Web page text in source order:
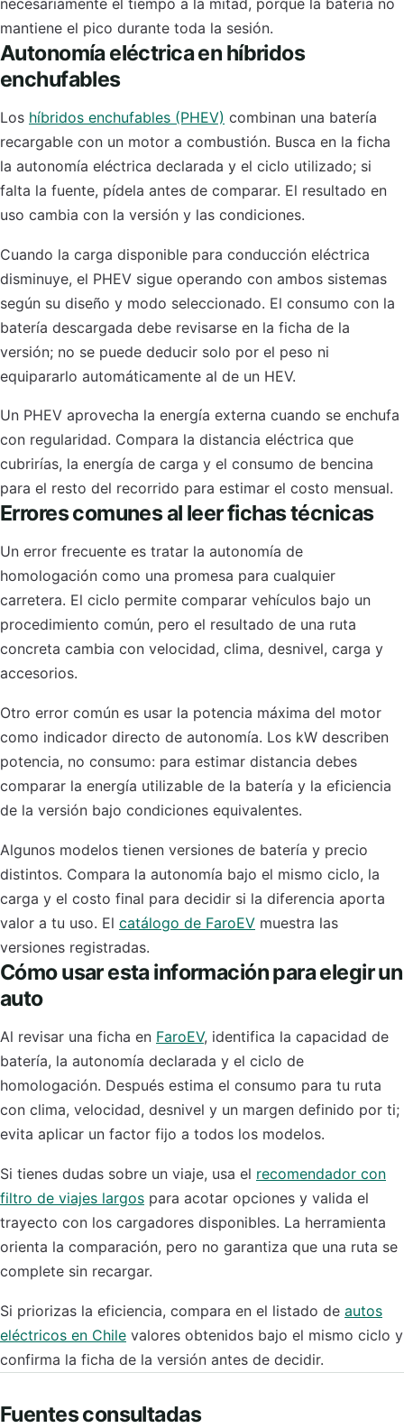
mantiene el pico durante toda la sesión.
Autonomía eléctrica en híbridos
enchufables
Los híbridos enchufables (PHEV) combinan una batería
recargable con un motor a combustión. Busca en la ficha
la autonomía eléctrica declarada y el ciclo utilizado; si
falta la fuente, pídela antes de comparar. El resultado en
uso cambia con la versión y las condiciones.
Cuando la carga disponible para conducción eléctrica
disminuye, el PHEV sigue operando con ambos sistemas
según su diseño y modo seleccionado. El consumo con la
batería descargada debe revisarse en la ficha de la
versión; no se puede deducir solo por el peso ni
equipararlo automáticamente al de un HEV.
Un PHEV aprovecha la energía externa cuando se enchufa
con regularidad. Compara la distancia eléctrica que
cubrirías, la energía de carga y el consumo de bencina
para el resto del recorrido para estimar el costo mensual.
Errores comunes al leer fichas técnicas
Un error frecuente es tratar la autonomía de
homologación como una promesa para cualquier
carretera. El ciclo permite comparar vehículos bajo un
procedimiento común, pero el resultado de una ruta
concreta cambia con velocidad, clima, desnivel, carga y
accesorios.
Otro error común es usar la potencia máxima del motor
como indicador directo de autonomía. Los kW describen
potencia, no consumo: para estimar distancia debes
comparar la energía utilizable de la batería y la eficiencia
de la versión bajo condiciones equivalentes.
Algunos modelos tienen versiones de batería y precio
distintos. Compara la autonomía bajo el mismo ciclo, la
carga y el costo final para decidir si la diferencia aporta
valor a tu uso. El catálogo de FaroEV muestra las
versiones registradas.
Cómo usar esta información para elegir un
auto
Al revisar una ficha en FaroEV, identifica la capacidad de
batería, la autonomía declarada y el ciclo de
homologación. Después estima el consumo para tu ruta
con clima, velocidad, desnivel y un margen definido por ti;
evita aplicar un factor fijo a todos los modelos.
Si tienes dudas sobre un viaje, usa el recomendador con
filtro de viajes largos para acotar opciones y valida el
trayecto con los cargadores disponibles. La herramienta
orienta la comparación, pero no garantiza que una ruta se
complete sin recargar.
Si priorizas la eficiencia, compara en el listado de autos
eléctricos en Chile valores obtenidos bajo el mismo ciclo y
confirma la ficha de la versión antes de decidir.
Fuentes consultadas